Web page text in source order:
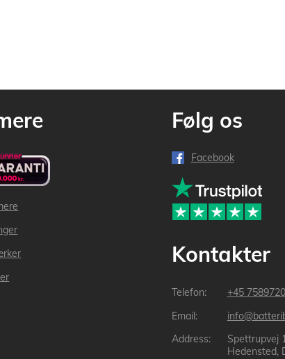
Følg os
Facebook
Kontakter
+45
Spettrupvej
Hedensted,